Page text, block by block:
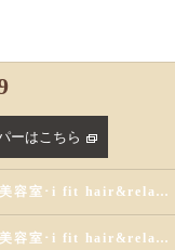
ーはこちら
豊橋市の美容室･i fit hair&relaxのお客様の声
豊橋市の美容室･i fit hair&relaxの口コミ情報